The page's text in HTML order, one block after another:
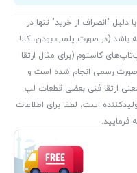
دلیل "انصراف از خرید" تنها در
باشد (در صورت پلمب بودن، کالا
کاستوم (برای مثال ارتقا
صورت رسمی انجام شده است و
ارتقا فنی بعضی قطعات لپ
است، لطفا برای اطلاعات
فرمایید.